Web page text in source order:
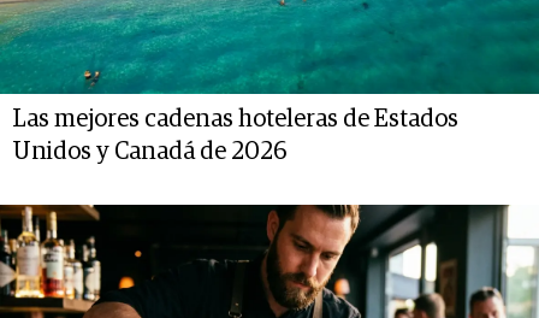
Las mejores cadenas hoteleras de Estados
Unidos y Canadá de 2026